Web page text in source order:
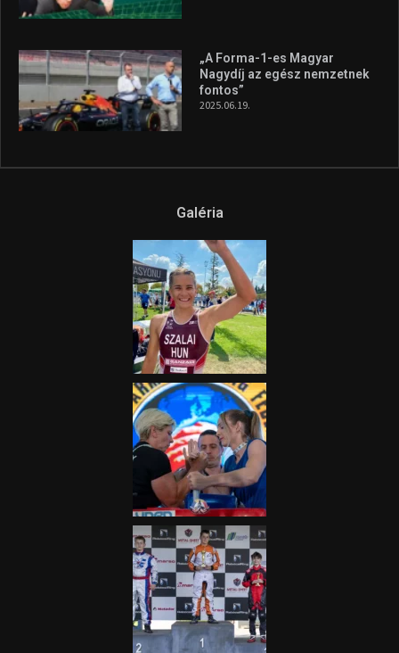
„A Forma-1-es Magyar
Nagydíj az egész nemzetnek
fontos”
2025.06.19.
Galéria